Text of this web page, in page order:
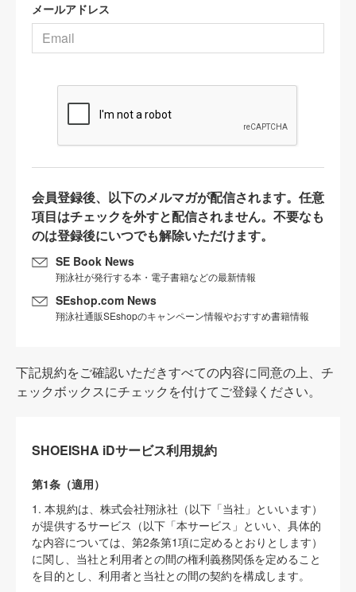
メールアドレス
会員登録後、以下のメルマガが配信されます。任意
項目はチェックを外すと配信されません。不要なも
のは登録後にいつでも解除いただけます。
SE Book News
翔泳社が発行する本・電子書籍などの最新情報
SEshop.com News
翔泳社通販SEshopのキャンペーン情報やおすすめ書籍情報
下記規約をご確認いただきすべての内容に同意の上、チ
ェックボックスにチェックを付けてご登録ください。
SHOEISHA iDサービス利用規約
第1条（適用）
1. 本規約は、株式会社翔泳社（以下「当社」といいます）
が提供するサービス（以下「本サービス」といい、具体的
な内容については、第2条第1項に定めるとおりとします）
に関し、当社と利用者との間の権利義務関係を定めること
を目的とし、利用者と当社との間の契約を構成します。